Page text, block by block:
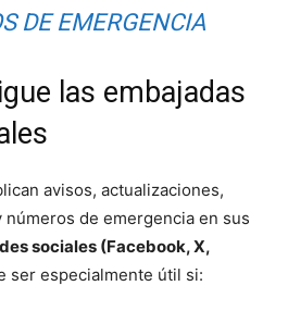
DE EMERGENCIA
las embajadas
avisos, actualizaciones,
de emergencia en sus
sociales (Facebook, X,
ser especialmente útil si: